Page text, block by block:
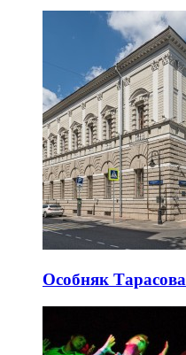
Особняк Тарасова